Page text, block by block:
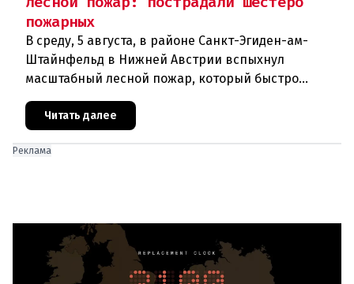
пожарных
В среду, 5 августа, в районе Санкт-Эгиден-ам-
Штайнфельд в Нижней Австрии вспыхнул
масштабный лесной пожар, который быстро
В ходе тушения пострадали шесте
Читать далее
Реклама